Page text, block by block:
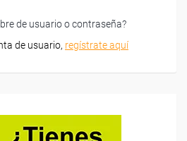
de usuario o contraseña?
de usuario, regístrate aquí